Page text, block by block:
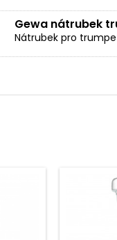
Gewa nátrubek
Nátrubek pro